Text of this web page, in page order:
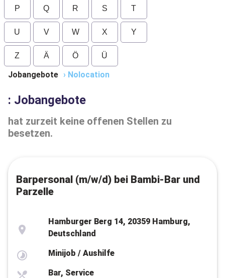
P Q R S T
U V W X Y
Z Ä Ö Ü
Jobangebote › Nolocation
: Jobangebote
hat zurzeit keine offenen Stellen zu
besetzen.
Barpersonal (m/w/d) bei Bambi-Bar und
Parzelle
Hamburger Berg 14, 20359 Hamburg,
Deutschland
Minijob / Aushilfe
Bar, Service